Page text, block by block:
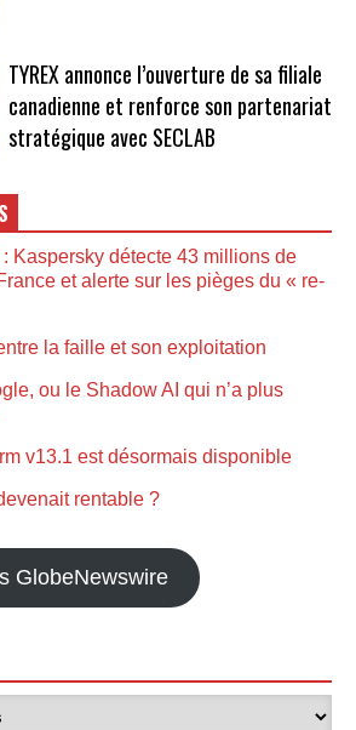
TYREX annonce l’ouverture de sa filiale
canadienne et renforce son partenariat
stratégique avec SECLAB
: Kaspersky détecte 43 millions de
et alerte sur les pièges du « re-
la faille et son exploitation
ou le Shadow AI qui n’a plus
v13.1 est désormais disponible
rentable ?
GlobeNewswire